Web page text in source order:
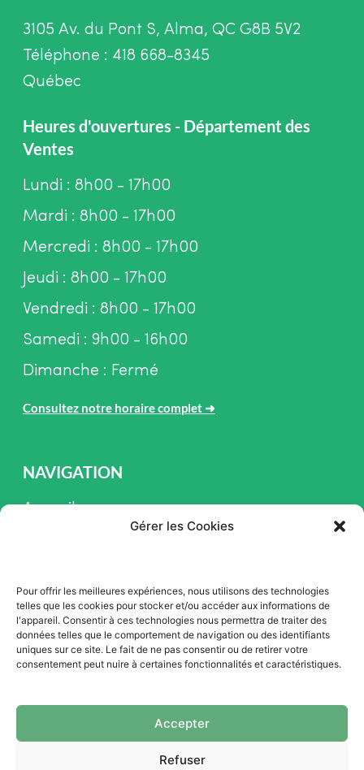
Gérer les Cookies
Pour offrir les meilleures expériences, nous utilisons des technologies
telles que les cookies pour stocker et/ou accéder aux informations de
l'appareil. Consentir à ces technologies nous permettra de traiter des
données telles que le comportement de navigation ou des identifiants
uniques sur ce site. Le fait de ne pas consentir ou de retirer votre
consentement peut nuire à certaines fonctionnalités et caractéristiques.
Accepter
Refuser
3105 Av. du Pont S, Alma, QC G8B 5V2
Téléphone : 418 668-8345
Québec
Heures d'ouvertures - Département des
Ventes
Lundi : 8h00 - 17h00
Mardi : 8h00 - 17h00
Mercredi : 8h00 - 17h00
Jeudi : 8h00 - 17h00
Vendredi : 8h00 - 17h00
Samedi : 9h00 - 16h00
Dimanche : Fermé
Consultez notre horaire complet ➜
NAVIGATION
Accueil
Promotion
Blogue
Nous contacter